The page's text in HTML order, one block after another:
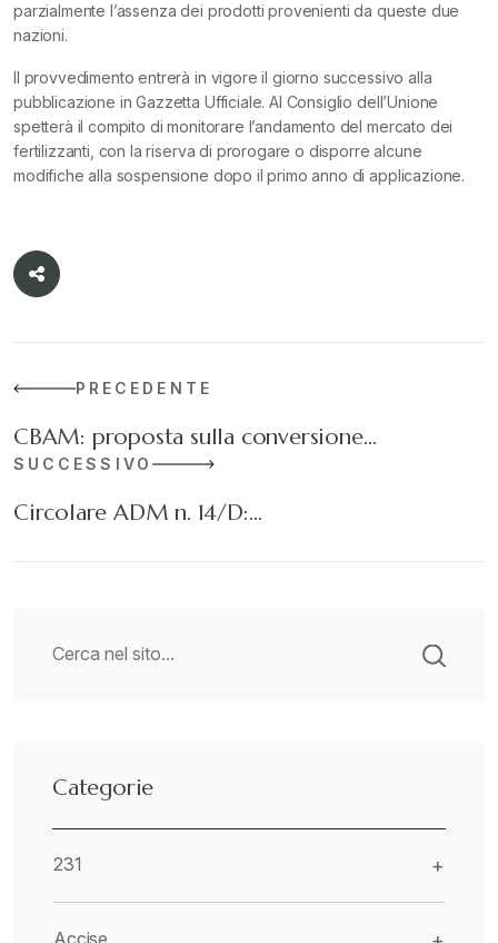
parzialmente l’assenza dei prodotti provenienti da queste due
nazioni.
Il provvedimento entrerà in vigore il giorno successivo alla
pubblicazione in Gazzetta Ufficiale. Al Consiglio dell’Unione
spetterà il compito di monitorare l’andamento del mercato dei
fertilizzanti, con la riserva di prorogare o disporre alcune
modifiche alla sospensione dopo il primo anno di applicazione.
PRECEDENTE
CBAM: proposta sulla conversione…
SUCCESSIVO
Circolare ADM n. 14/D:…
Categorie
231 +
Accise